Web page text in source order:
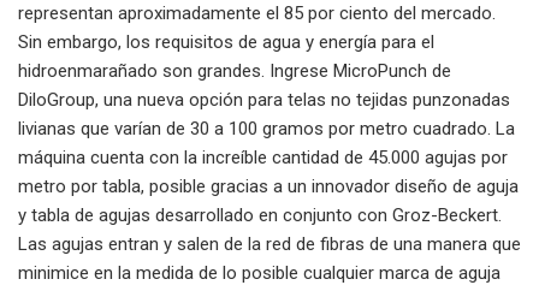
representan aproximadamente el 85 por ciento del mercado.
Sin embargo, los requisitos de agua y energía para el
hidroenmarañado son grandes. Ingrese MicroPunch de
DiloGroup, una nueva opción para telas no tejidas punzonadas
livianas que varían de 30 a 100 gramos por metro cuadrado. La
máquina cuenta con la increíble cantidad de 45.000 agujas por
metro por tabla, posible gracias a un innovador diseño de aguja
y tabla de agujas desarrollado en conjunto con Groz-Beckert.
Las agujas entran y salen de la red de fibras de una manera que
minimice en la medida de lo posible cualquier marca de aguja